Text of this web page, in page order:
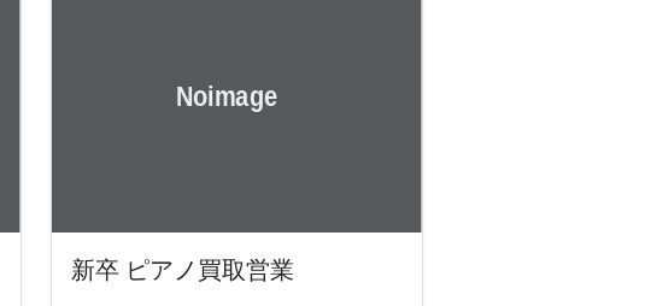
新卒 ピアノ買取営業